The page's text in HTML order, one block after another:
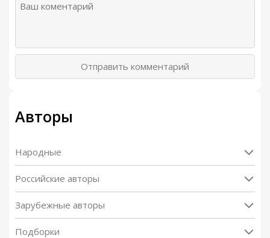
Отправить комментарий
Авторы
Народные
Российские авторы
Зарубежные авторы
Подборки